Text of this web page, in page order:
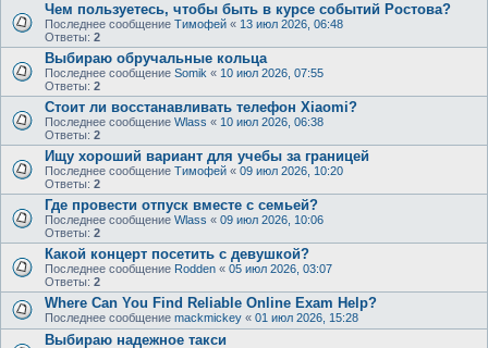
Чем пользуетесь, чтобы быть в курсе событий Ростова?
Последнее сообщение Тимофей « 13 июл 2026, 06:48
Ответы: 2
Выбираю обручальные кольца
Последнее сообщение Somik « 10 июл 2026, 07:55
Ответы: 2
Стоит ли восстанавливать телефон Xiaomi?
Последнее сообщение Wlass « 10 июл 2026, 06:38
Ответы: 2
Ищу хороший вариант для учебы за границей
Последнее сообщение Тимофей « 09 июл 2026, 10:20
Ответы: 2
Где провести отпуск вместе с семьей?
Последнее сообщение Wlass « 09 июл 2026, 10:06
Ответы: 2
Какой концерт посетить с девушкой?
Последнее сообщение Rodden « 05 июл 2026, 03:07
Ответы: 2
Where Can You Find Reliable Online Exam Help?
Последнее сообщение mackmickey « 01 июл 2026, 15:28
Выбираю надежное такси